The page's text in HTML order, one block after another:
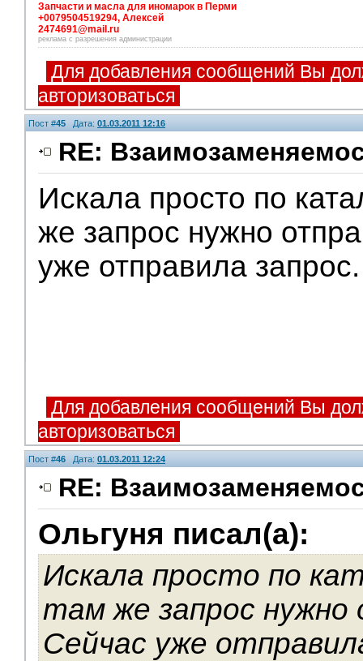
Запчасти и масла для иномарок в Перми
+0079504519294, Алексей
2474691@mail.ru
реклама с разрешения администрации
Для добавления сообщений Вы
авторизоваться
Пост #45 Дата: 01.03.2011 12:16
RE:
Искала просто по
же запрос нужно
уже отправила запрос.
Для добавления сообщений Вы
авторизоваться
Пост #46 Дата: 01.03.2011 12:24
RE:
Ольгуня писал(а):
Искала просто по
там же запрос нужно
Сейчас уже
V.I.P.